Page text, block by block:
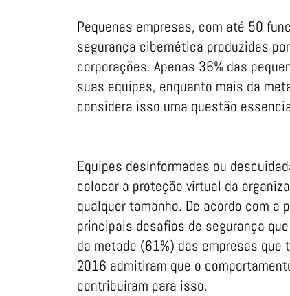
Pequenas empresas, com até 50
segurança cibernética produzidas
corporações. Apenas 36% das
suas equipes, enquanto mais da
considera isso uma questão
Equipes desinformadas ou
colocar a proteção virtual da
qualquer tamanho. De acordo com
principais desafios de segurança
da metade (61%) das empresas
2016 admitiram que o
contribuíram para isso.